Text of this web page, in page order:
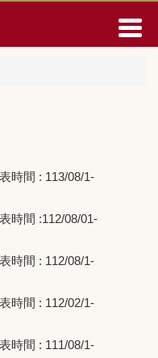
時間 : 113/08/1-
時間 :112/08/01-
時間 : 112/08/1-
時間 : 112/02/1-
時間 : 111/08/1-